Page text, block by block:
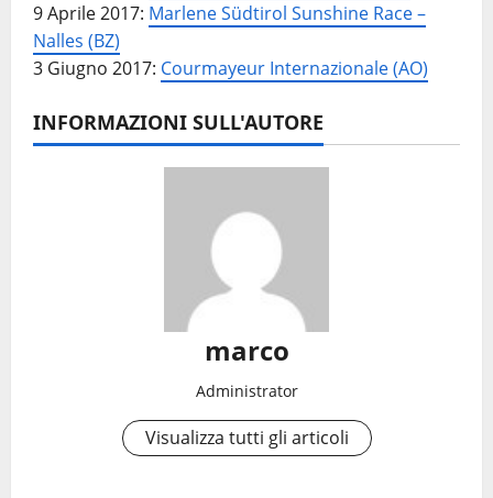
9 Aprile 2017: Marlene Südtirol Sunshine Race –
Nalles (BZ)
3 Giugno 2017: Courmayeur Internazionale (AO)
INFORMAZIONI SULL'AUTORE
marco
Administrator
Visualizza tutti gli articoli